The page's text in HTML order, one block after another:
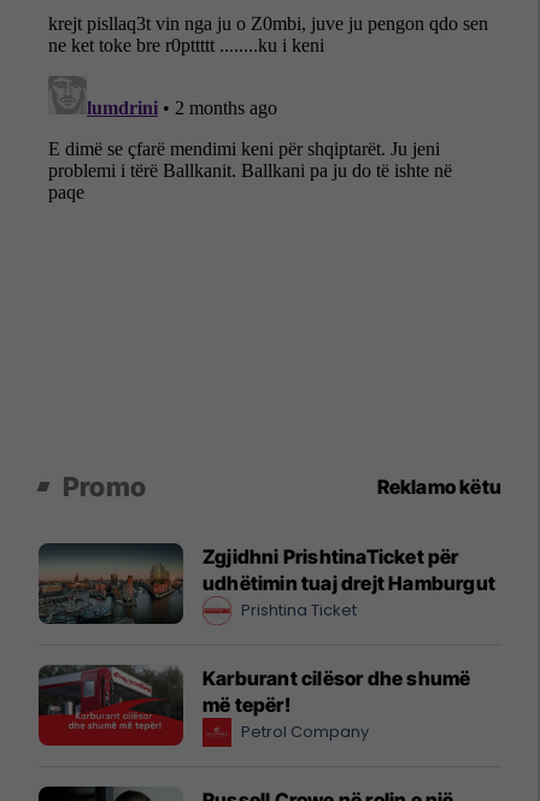
Promo Reklamo këtu
Zgjidhni PrishtinaTicket për
udhëtimin tuaj drejt Hamburgut
Prishtina Ticket
Karburant cilësor dhe shumë
më tepër!
Petrol Company